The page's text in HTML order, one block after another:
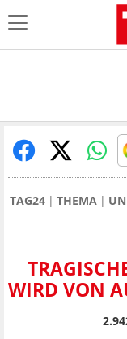
TAG24 THEMA
WIRD VON